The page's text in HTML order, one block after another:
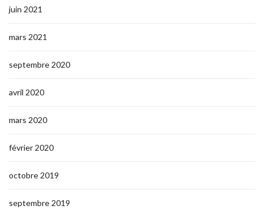
juin 2021
mars 2021
septembre 2020
avril 2020
mars 2020
février 2020
octobre 2019
septembre 2019